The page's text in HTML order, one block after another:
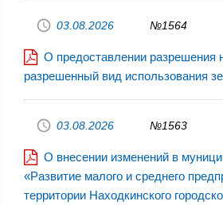
03.08.2026 №1564
О предоставлении разрешения
разрешенный вид использования
03.08.2026 №1563
О внесении изменений в
«Развитие малого и среднего
территории Находкинского